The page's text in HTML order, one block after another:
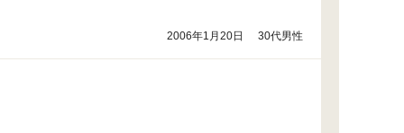
2006年1月20日 30代男性